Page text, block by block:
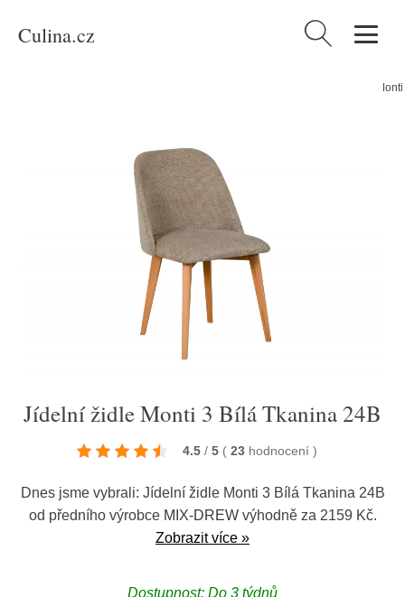
Culina.cz Vyhledávání
Jídelní židle Monti
Jídelní židle Monti 3 Bílá Tkanina 24B
4.5 / 5 ( 23 hodnocení )
Dnes jsme vybrali: Jídelní židle Monti 3 Bílá Tkanina 24B
od předního výrobce MIX-DREWvýhodně za 2159 Kč.
Zobrazit více »
Dostupnost: Do 3 týdnů